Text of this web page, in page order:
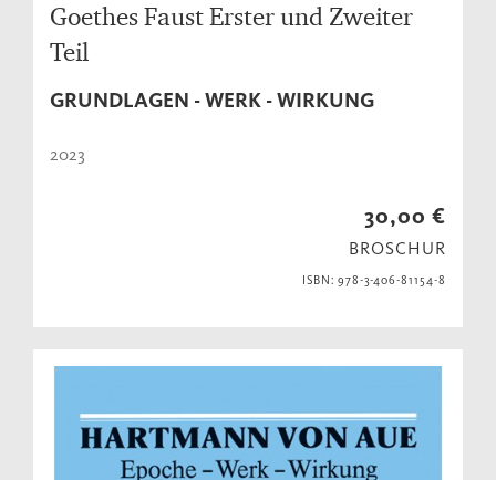
Goethes Faust Erster und Zweiter
Teil
GRUNDLAGEN - WERK - WIRKUNG
2023
30,00 €
BROSCHUR
ISBN: 978-3-406-81154-8